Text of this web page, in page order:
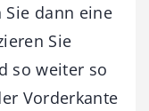
Sie dann eine
Sie
so weiter so
Vorderkante